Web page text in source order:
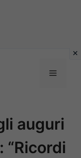
Menu
auguri
“Ricordi